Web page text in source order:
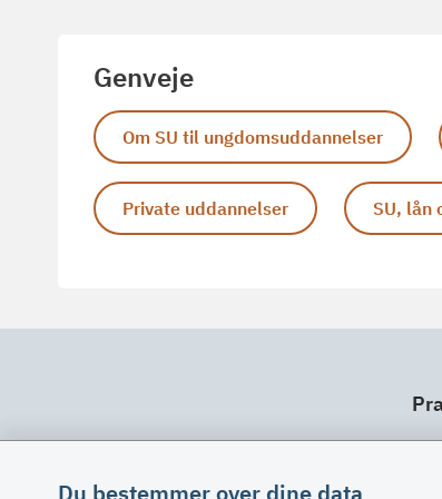
Genveje
Om SU til ungdomsuddannelser
Private uddannelser SU, lån
Du bestemmer over dine data